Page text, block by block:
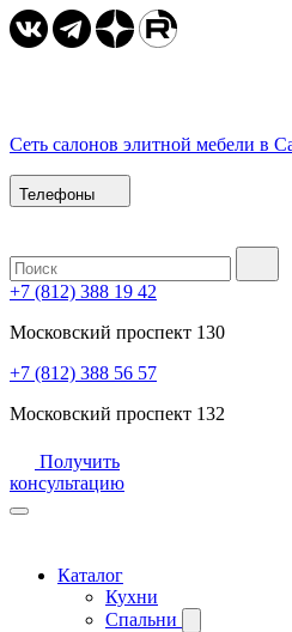
Сеть салонов элитной мебели в
Телефоны
+7 (812) 388 19 42
Московский проспект 130
+7 (812) 388 56 57
Московский проспект 132
Получить
консультацию
Каталог
Кухни
Спальни